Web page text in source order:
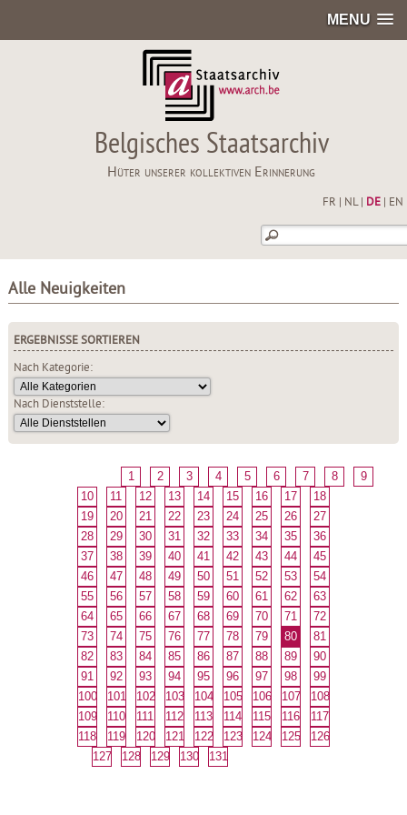
MENU
Belgisches Staatsarchiv
Hüter unserer kollektiven Erinnerung
FR NL| DE| EN
Alle Neuigkeiten
ERGEBNISSE SORTIEREN
Nach Kategorie:
Nach Dienststelle:
1 2 3 4 5 6 7 8
9
10
11 12 13 14 15 16 17
18
19
20 21 22 23 24 25 26
27
28
29 30 31 32 33 34 35
36
37
38 39 40 41 42 43 44
45
46
47 48 49 50 51 52 53
54
55
56 57 58 59 60 61 62
63
64
65 66 67 68 69 70 71
72
73
74 75 76 77 78 79 80
81
82
83 84 85 86 87 88 89
90
91
92 93 94 95 96 97 98
99
100
101 102 103 104 105 106 107
108
109
110 111 112 113 114 115 116
117
118
119 120 121 122 123 124 125
126
127
128 129 130 131